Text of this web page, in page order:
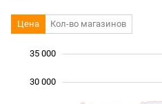
Цена Кол-во магазинов
30 000
35 000